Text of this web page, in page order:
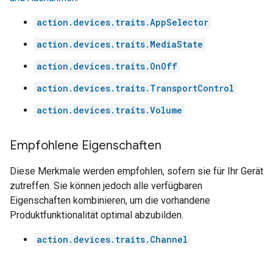
action.devices.traits.AppSelector
action.devices.traits.MediaState
action.devices.traits.OnOff
action.devices.traits.TransportControl
action.devices.traits.Volume
Empfohlene Eigenschaften
Diese Merkmale werden empfohlen, sofern sie für Ihr Gerät
zutreffen. Sie können jedoch alle verfügbaren
Eigenschaften kombinieren, um die vorhandene
Produktfunktionalität optimal abzubilden.
action.devices.traits.Channel